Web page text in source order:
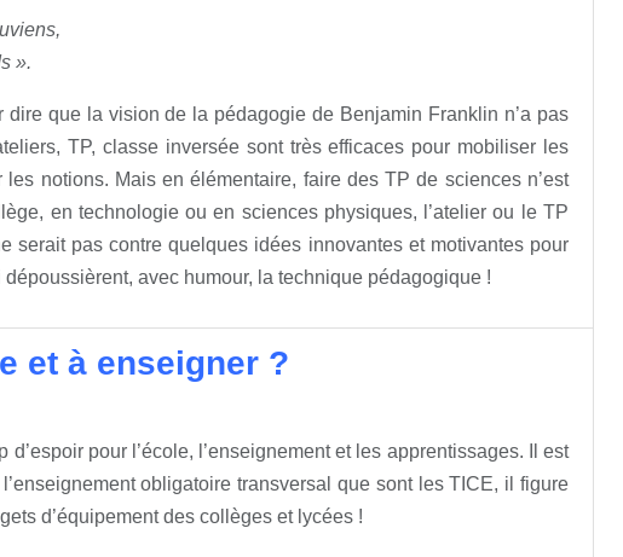
».
dire que la vision de la pédagogie de Benjamin Franklin n’a pas
TP, classe inversée sont très efficaces pour mobiliser les
notions. Mais en élémentaire, faire des TP de sciences n’est
en technologie ou en sciences physiques, l’atelier ou le TP
serait pas contre quelques idées innovantes et motivantes pour
avec humour, la technique pédagogique !
et à enseigner ?
pour l’école, l’enseignement et les apprentissages. Il est
obligatoire transversal que sont les TICE, il figure
d’équipement des collèges et lycées !